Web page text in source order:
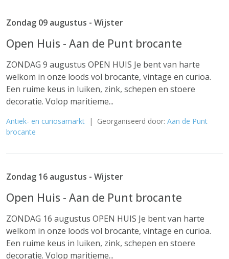
Zondag 09 augustus - Wijster
Open Huis - Aan de Punt brocante
ZONDAG 9 augustus OPEN HUIS Je bent van harte
welkom in onze loods vol brocante, vintage en curioa.
Een ruime keus in luiken, zink, schepen en stoere
decoratie. Volop maritieme...
Antiek- en curiosamarkt | Georganiseerd door: Aan de Punt
brocante
Zondag 16 augustus - Wijster
Open Huis - Aan de Punt brocante
ZONDAG 16 augustus OPEN HUIS Je bent van harte
welkom in onze loods vol brocante, vintage en curioa.
Een ruime keus in luiken, zink, schepen en stoere
decoratie. Volop maritieme...